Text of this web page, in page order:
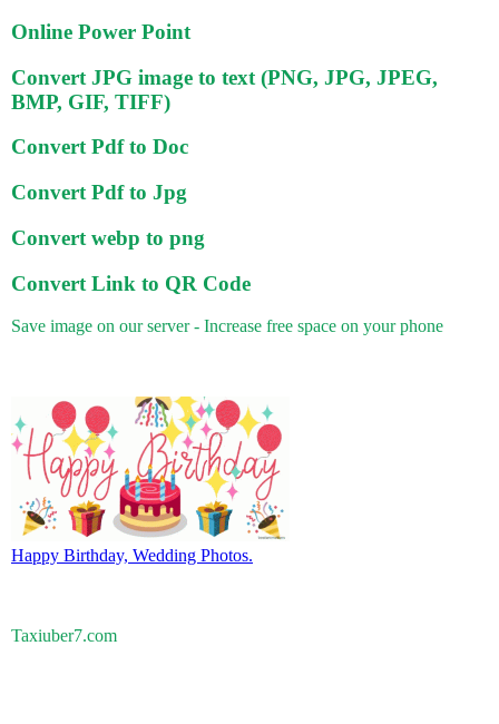
Online Power Point
Convert JPG image to text (PNG, JPG, JPEG,
BMP, GIF, TIFF)
Convert Pdf to Doc
Convert Pdf to Jpg
Convert webp to png
Convert Link to QR Code
Save image on our server - Increase free space on your phone
Happy Birthday, Wedding Photos.
Taxiuber7.com